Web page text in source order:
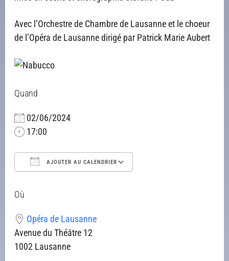
Avec l’Orchestre de Chambre de Lausanne et le choeur
de l’Opéra de Lausanne dirigé par Patrick Marie Aubert
Quand
02/06/2024
17:00
AJOUTER AU CALENDRIER
Où
Opéra de Lausanne
Avenue du Théâtre 12
1002 Lausanne